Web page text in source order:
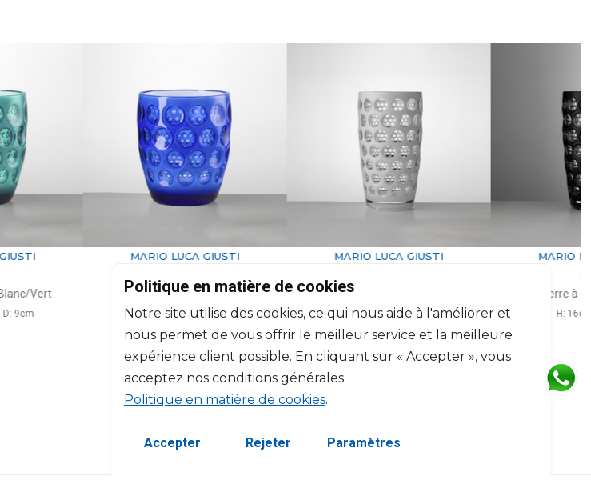
MARIO LUCA GIUSTI
Verre à eau petit Blanc/Bleu
400ml, H: 11cm, D: 9cm
MARIO LUCA GIUSTI
Verre à eau long blanc
H: 16cm, D: 8cm
$30
MARIO LUCA GIUSTI
H: 16cm, D: 8cm
$30
Politique en matière de cookies
Notre site utilise des cookies, ce qui nous aide à l'améliorer et
nous permet de vous offrir le meilleur service et la meilleure
expérience client possible. En cliquant sur « Accepter », vous
acceptez nos conditions générales.
Politique en matière de cookies.
Accepter Rejeter Paramètres